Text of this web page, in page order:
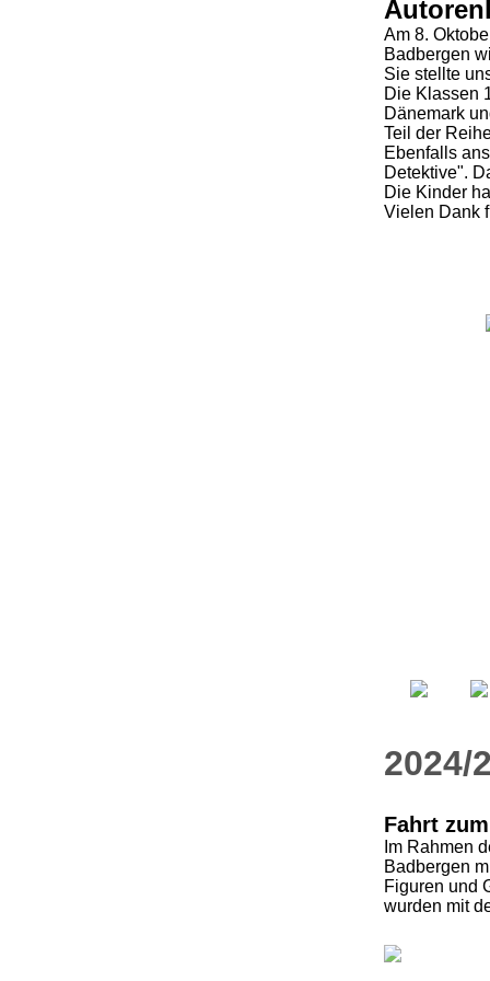
Am 8.
Badbergen
Sie stellte
Die Klassen
Dänemark
Teil der
Ebenfalls
Detektive".
Die Kinder
Vielen Dank
2024/
Fahrt
Im Rahmen
Badbergen
Figuren und
wurden mit